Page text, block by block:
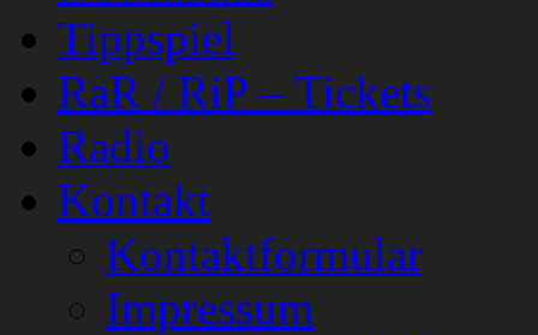
Tippspiel
RaR / RiP – Tickets
Radio
Kontakt
Kontaktformular
Impressum